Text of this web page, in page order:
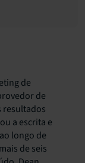
de
de
resultados
a escrita e
longo de
de seis